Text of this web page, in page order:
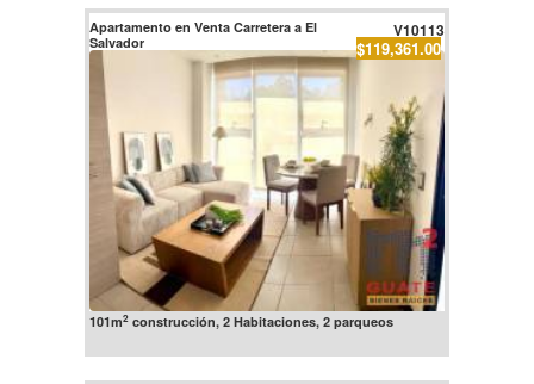
Apartamento en Venta Carretera a El
Salvador
V10113
$119,361.00
101m2construcción, 2 Habitaciones, 2 parqueos